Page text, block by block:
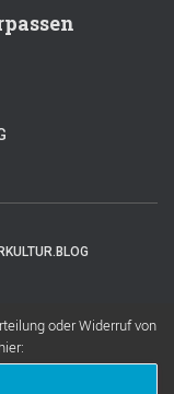
oder Widerruf von